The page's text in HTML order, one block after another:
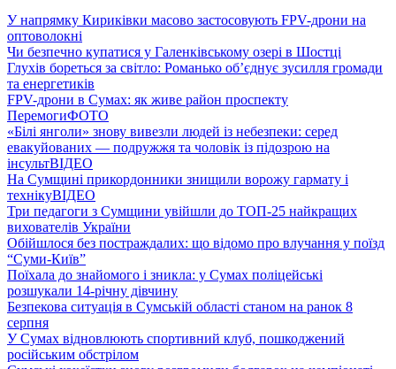
У напрямку Кириківки масово застосовують FPV-дрони на
оптоволокні
Чи безпечно купатися у Галенківському озері в Шостці
Глухів бореться за світло: Романько об’єднує зусилля громади
та енергетиків
FPV-дрони в Сумах: як живе район проспекту
ПеремогиФОТО
«Білі янголи» знову вивезли людей із небезпеки: серед
евакуйованих — подружжя та чоловік із підозрою на
інсультВІДЕО
На Сумщині прикордонники знищили ворожу гармату і
технікуВІДЕО
Три педагоги з Сумщини увійшли до ТОП-25 найкращих
вихователів України
Обійшлося без постраждалих: що відомо про влучання у поїзд
“Суми-Київ”
Поїхала до знайомого і зникла: у Сумах поліцейські
розшукали 14-річну дівчину
Безпекова ситуація в Сумській області станом на ранок 8
серпня
У Сумах відновлюють спортивний клуб, пошкоджений
російським обстрілом